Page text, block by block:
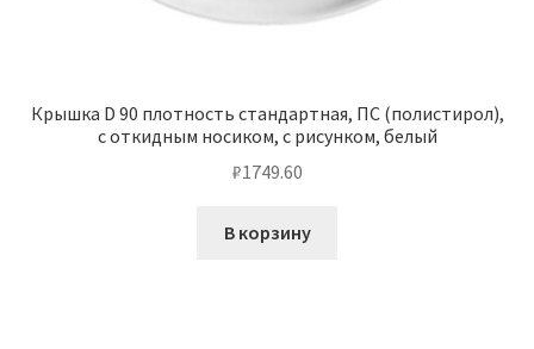
Крышка D 90 плотность стандартная, ПС (полистирол),
с откидным носиком, с рисунком, белый
₽1749.60
В корзину